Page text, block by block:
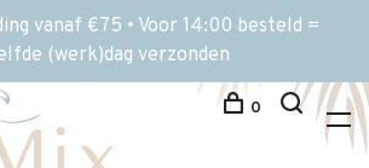
vanaf €75 • Voor 14:00 besteld =
(werk)dag verzonden
0